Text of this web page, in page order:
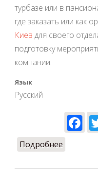
турбазе или в
где заказать или как
Киев для своего
подготовку
компании.
Язык
Русский
Подробнее